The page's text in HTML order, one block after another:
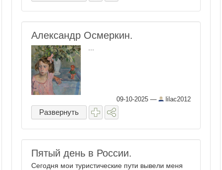
Александр Осмеркин.
09-10-2025 — lilac2012
Развернуть
Пятый день в России.
Сегодня мои туристические пути вывели меня